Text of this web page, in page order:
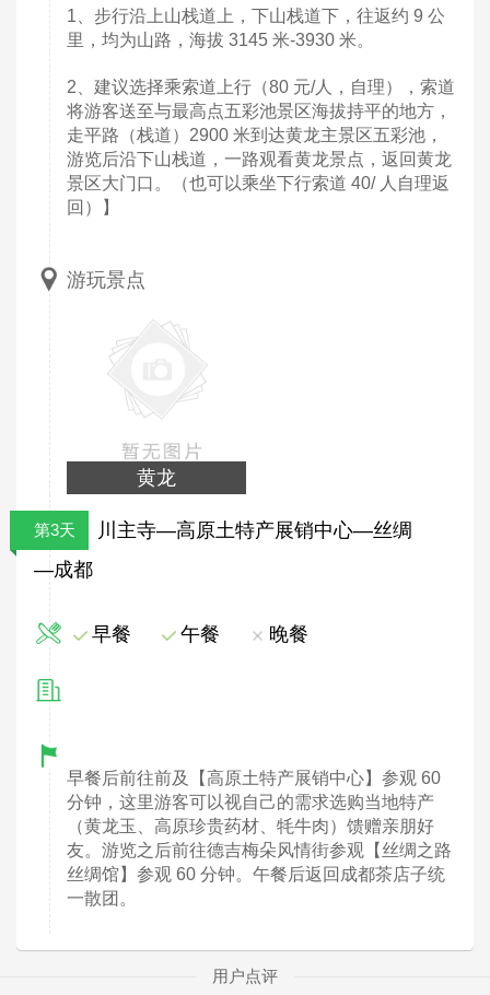
1、步行沿上山栈道上，下山栈道下，往返约 9 公
里，均为山路，海拔 3145 米-3930 米。
2、建议选择乘索道上行（80 元/人，自理），索道
将游客送至与最高点五彩池景区海拔持平的地方，
走平路（栈道）2900 米到达黄龙主景区五彩池，
游览后沿下山栈道，一路观看黄龙景点，返回黄龙
景区大门口。（也可以乘坐下行索道 40/ 人自理返
回）】
游玩景点
黄龙
第3天
川主寺—高原土特产展销中心—丝绸
—成都
早餐 午餐 晚餐
早餐后前往前及【高原土特产展销中心】参观 60
分钟，这里游客可以视自己的需求选购当地特产
（黄龙玉、高原珍贵药材、牦牛肉）馈赠亲朋好
友。游览之后前往德吉梅朵风情街参观【丝绸之路
丝绸馆】参观 60 分钟。午餐后返回成都茶店子统
一散团。
用户点评